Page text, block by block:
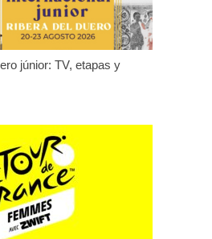
júnior: TV, etapas y